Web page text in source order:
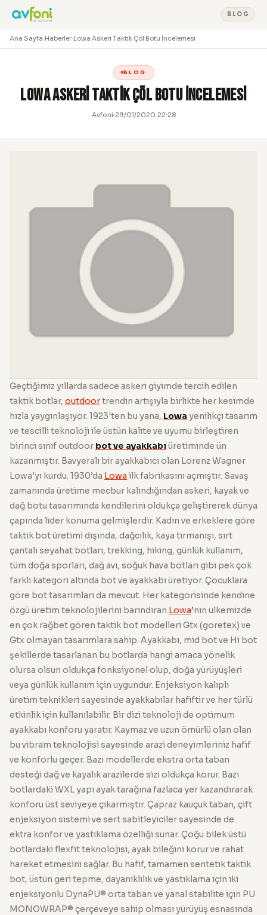
BLOG
Ana Sayfa›Haberler›Lowa Askeri Taktik Çöl Botu İncelemesi
BLOG
Lowa Askeri Taktik Çöl Botu İncelemesi
Avfoni 29/01/2020 22:28
Geçtiğimiz yıllarda sadece askeri giyimde tercih edilen
taktik botlar, outdoortrendin artışıyla birlikte her kesimde
hızla yaygınlaşıyor. 1923'ten bu yana, Lowa yenilikçi tasarım
ve tescilli teknoloji ile üstün kalite ve uyumu birleştiren
birinci sınıf outdoor bot ve ayakkabıüretiminde ün
kazanmıştır. Bavyeralı bir ayakkabıcı olan Lorenz Wagner
Lowa'yı kurdu. 1930’da Lowa ilk fabrikasını açmıştır. Savaş
zamanında üretime mecbur kalındığından askeri, kayak ve
dağ botu tasarımında kendilerini oldukça geliştirerek dünya
çapında lider konuma gelmişlerdir. Kadın ve erkeklere göre
taktik bot üretimi dışında, dağcılık, kaya tırmanışı, sırt
çantalı seyahat botları, trekking, hiking, günlük kullanım,
tüm doğa sporları, dağ avı, soğuk hava botları gibi pek çok
farklı kategori altında bot ve ayakkabı üretiyor. Çocuklara
göre bot tasarımları da mevcut. Her kategorisinde kendine
özgü üretim teknolojilerini barındıran Lowa’nın ülkemizde
en çok rağbet gören taktik bot modelleri Gtx (goretex) ve
Gtx olmayan tasarımlara sahip. Ayakkabı, mid bot ve Hi bot
şekillerde tasarlanan bu botlarda hangi amaca yönelik
olursa olsun oldukça fonksiyonel olup, doğa yürüyüşleri
veya günlük kullanım için uygundur. Enjeksiyon kalıplı
üretim teknikleri sayesinde ayakkabılar hafiftir ve her türlü
etkinlik için kullanılabilir. Bir dizi teknoloji de optimum
ayakkabı konforu yaratır. Kaymaz ve uzun ömürlü olan olan
bu vibram teknolojisi sayesinde arazi deneyimleriniz hafif
ve konforlu geçer. Bazı modellerde ekstra orta taban
desteği dağ ve kayalık arazilerde sizi oldukça korur. Bazı
botlardaki WXL yapı ayak tarağına fazlaca yer kazandırarak
konforu üst seviyeye çıkarmıştır. Çapraz kauçuk taban, çift
enjeksiyon sistemi ve sert sabitleyiciler sayesinde de
ektra konfor ve yastıklama özelliği sunar. Çoğu bilek üstü
botlardaki flexfit teknolojisi, ayak bileğini korur ve rahat
hareket etmesini sağlar. Bu hafif, tamamen sentetik taktik
bot, üstün geri tepme, dayanıklılık ve yastıklama için iki
enjeksiyonlu DynaPU® orta taban ve yanal stabilite için PU
MONOWRAP® çerçeveye sahip olması yürüyüş esnasında